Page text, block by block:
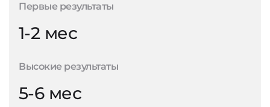
Первые результаты
1-2 мес
Высокие результаты
5-6 мес